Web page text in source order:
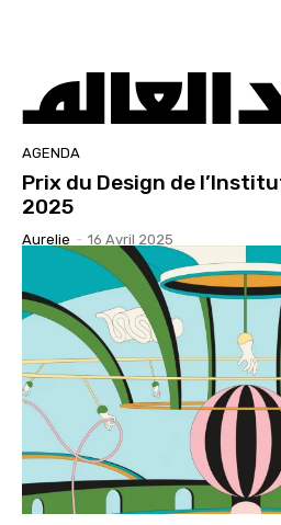
AGENDA
Prix du Design de
2025
Aurelie - 16 Avril 2025